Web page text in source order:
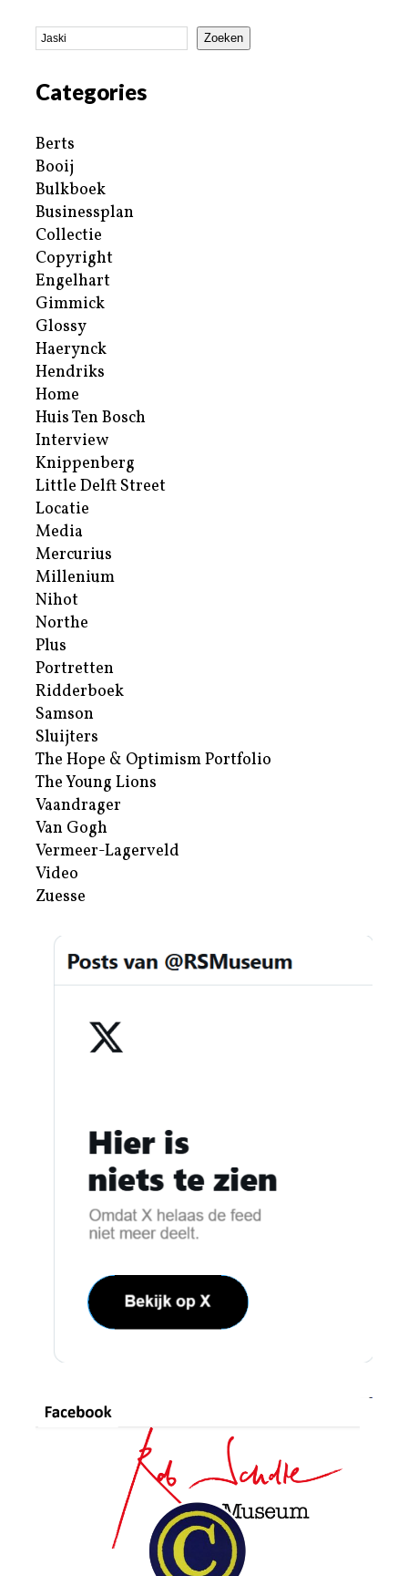
Zoeken
Categories
Berts
Booij
Bulkboek
Businessplan
Collectie
Copyright
Engelhart
Gimmick
Glossy
Haerynck
Hendriks
Home
Huis Ten Bosch
Interview
Knippenberg
Little Delft Street
Locatie
Media
Mercurius
Millenium
Nihot
Northe
Plus
Portretten
Ridderboek
Samson
Sluijters
The Hope & Optimism Portfolio
The Young Lions
Vaandrager
Van Gogh
Vermeer-Lagerveld
Video
Zuesse